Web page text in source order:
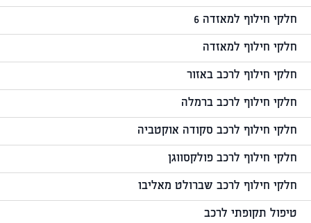
חלקי חילוף למאזדה 6
חלקי חילוף למאזדה
חלקי חילוף לרכב באזור
חלקי חילוף לרכב ברמלה
חלקי חילוף לרכב סקודה אוקטביה
חלקי חילוף לרכב פולקסווגן
חלקי חילוף לרכב שברולט מאליבו
טיפול תקופתי לרכב